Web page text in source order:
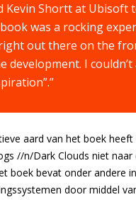
Kevin Shortt at Ubisoft
was a rocking
out there on the
development. I couldn’t
aard van het boek
//n/Dark Clouds niet
boek bevat onder andere
door middel